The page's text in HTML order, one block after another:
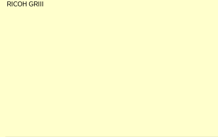
RICOH GRIII